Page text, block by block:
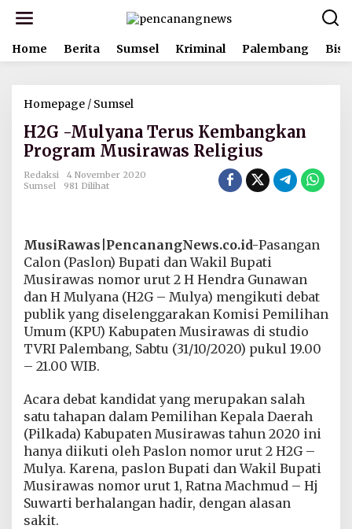
t
Home Berita Sumsel Kriminal Palembang
Homepage / Sumsel
G
-
M
u
a
T
e
r
u
s
K
e
n
g
k
a
n
P
r
o
g
H2G -Mulyana Terus Kembangkan
Program Musirawas Religius
Redaksi
4 November 2020
Sumsel
981 Dilihat
MusiRawas|PencanangNews.co.id-Pasangan
Calon (Paslon) Bupati dan Wakil Bupati
Musirawas nomor urut 2 H Hendra Gunawan
dan H Mulyana (H2G – Mulya) mengikuti debat
publik yang diselenggarakan Komisi Pemilihan
Umum (KPU) Kabupaten Musirawas di studio
TVRI Palembang, Sabtu (31/10/2020) pukul 19.00
– 21.00 WIB.
Acara debat kandidat yang merupakan salah
satu tahapan dalam Pemilihan Kepala Daerah
(Pilkada) Kabupaten Musirawas tahun 2020 ini
hanya diikuti oleh Paslon nomor urut 2 H2G –
Mulya. Karena, paslon Bupati dan Wakil Bupati
Musirawas nomor urut 1, Ratna Machmud – Hj
Suwarti berhalangan hadir, dengan alasan
sakit.